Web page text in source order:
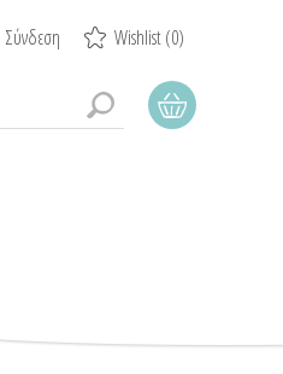
Σύνδεση Wishlist(0)